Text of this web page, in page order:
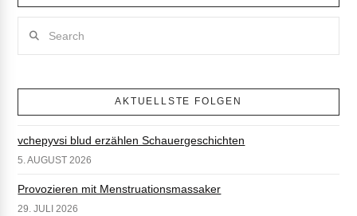
AKTUELLSTE FOLGEN
vchepyvsi blud erzählen Schauergeschichten
5. AUGUST 2026
Provozieren mit Menstruationsmassaker
29. JULI 2026